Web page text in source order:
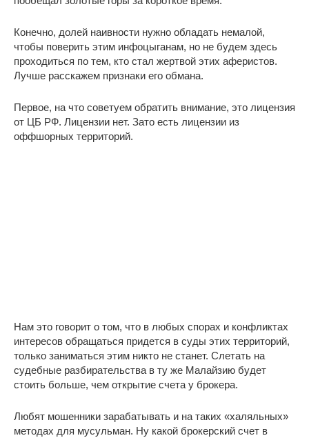
Конечно, долей наивности нужно обладать немалой,
чтобы поверить этим инфоцыганам, но не будем здесь
проходиться по тем, кто стал жертвой этих аферистов.
Лучше расскажем признаки его обмана.
Первое, на что советуем обратить внимание, это лицензия
от ЦБ РФ. Лицензии нет. Зато есть лицензии из
оффшорных территорий.
Нам это говорит о том, что в любых спорах и конфликтах
интересов обращаться придется в суды этих территорий,
только заниматься этим никто не станет. Слетать на
судебные разбирательства в ту же Малайзию будет
стоить больше, чем открытие счета у брокера.
Любят мошенники зарабатывать и на таких «халяльных»
методах для мусульман. Ну какой брокерский счет в